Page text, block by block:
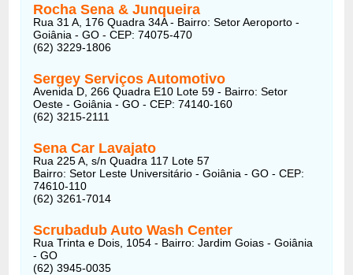
Rocha Sena & Junqueira
Rua 31 A, 176 Quadra 34A - Bairro: Setor Aeroporto -
Goiânia - GO - CEP: 74075-470
(62) 3229-1806
Sergey Serviços Automotivo
Avenida D, 266 Quadra E10 Lote 59 - Bairro: Setor
Oeste - Goiânia - GO - CEP: 74140-160
(62) 3215-2111
Sena Car Lavajato
Rua 225 A, s/n Quadra 117 Lote 57
Bairro: Setor Leste Universitário - Goiânia - GO - CEP:
74610-110
(62) 3261-7014
Scrubadub Auto Wash Center
Rua Trinta e Dois, 1054 - Bairro: Jardim Goias - Goiânia
- GO
(62) 3945-0035